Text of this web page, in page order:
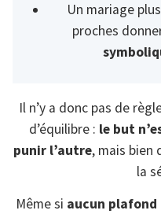
Un mariage
proches
Il n’y a donc pas de
d’équilibre : le but
punir l’autre, mais bien
la
Même si aucun plafond